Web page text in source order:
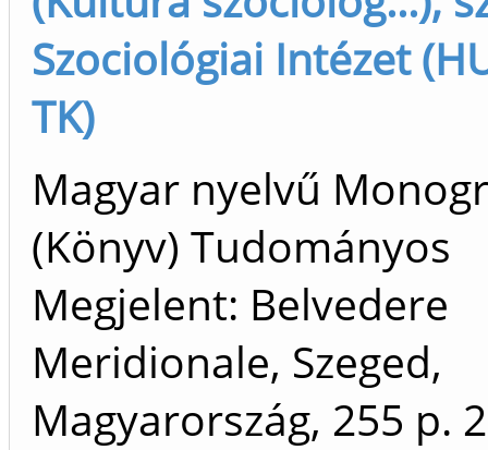
Szociológiai Intézet
TK)
Magyar nyelvű
(Könyv) Tudományos
Megjelent: Belvedere
Meridionale, Szeged,
Magyarország, 255 p.